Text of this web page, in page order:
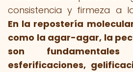
consistencia y firmeza a
En la repostería
como la agar-agar, la
son
esferificaciones,